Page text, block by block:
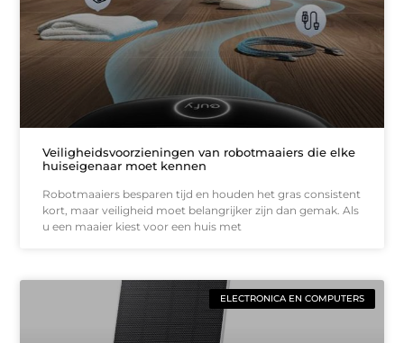
Veiligheidsvoorzieningen van robotmaaiers die elke
huiseigenaar moet kennen
Robotmaaiers besparen tijd en houden het gras consistent
kort, maar veiligheid moet belangrijker zijn dan gemak. Als
u een maaier kiest voor een huis met
ELECTRONICA EN COMPUTERS